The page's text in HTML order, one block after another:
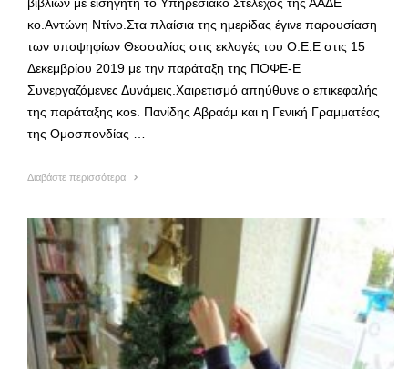
κo.Αντώνη Ντίνο.Στα πλαίσια της ημερίδας έγινε παρουσίαση
των υποψηφίων Θεσσαλίας στις εκλογές του Ο.Ε.Ε στις 15
Δεκεμβρίου 2019 με την παράταξη της ΠΟΦΕ-Ε
Συνεργαζόμενες Δυνάμεις.Χαιρετισμό απηύθυνε ο επικεφαλής
της παράταξης κοs. Πανίδης Αβραάμ και η Γενική Γραμματέας
της Ομοσπονδίας …
Διαβάστε περισσότερα